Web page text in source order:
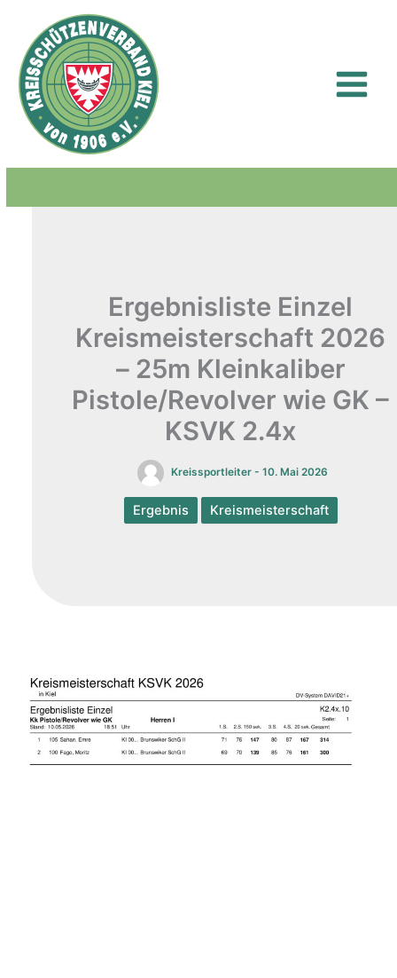
springen
Ergebnisliste Einzel
Kreismeisterschaft 2026
– 25m Kleinkaliber
Pistole/Revolver wie GK –
KSVK 2.4x
Kreissportleiter-10. Mai 2026
Ergebnis Kreismeisterschaft